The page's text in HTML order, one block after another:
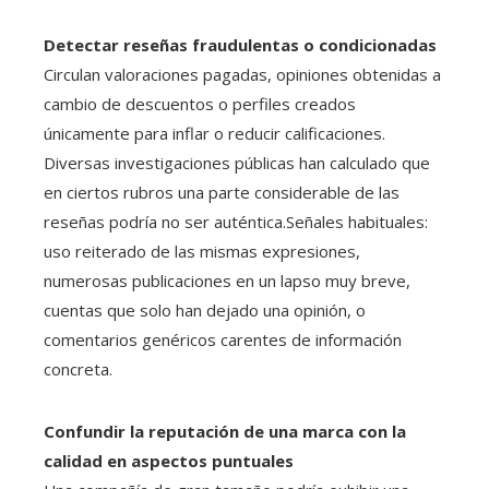
Detectar reseñas fraudulentas o condicionadas
Circulan valoraciones pagadas, opiniones obtenidas a
cambio de descuentos o perfiles creados
únicamente para inflar o reducir calificaciones.
Diversas investigaciones públicas han calculado que
en ciertos rubros una parte considerable de las
reseñas podría no ser auténtica.Señales habituales:
uso reiterado de las mismas expresiones,
numerosas publicaciones en un lapso muy breve,
cuentas que solo han dejado una opinión, o
comentarios genéricos carentes de información
concreta.
Confundir la reputación de una marca con la
calidad en aspectos puntuales